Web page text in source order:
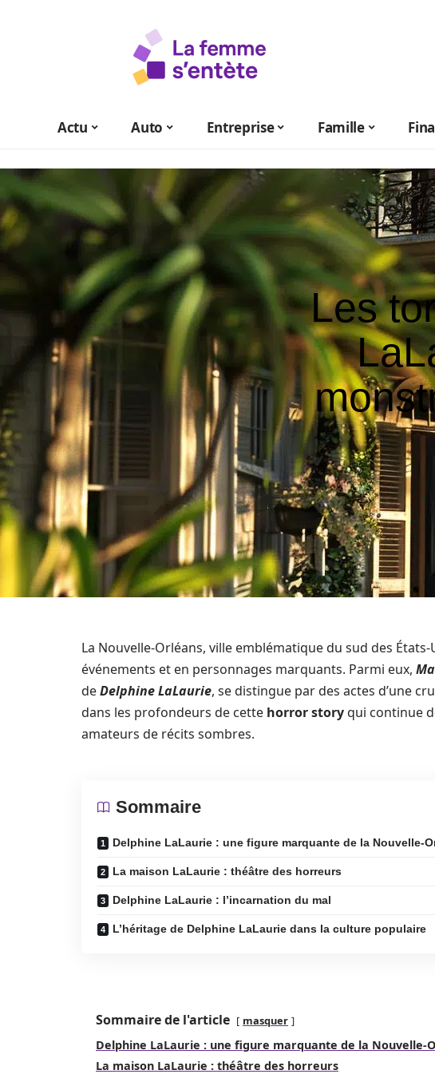
Actu Auto Entreprise Famille
Les
La Nouvelle-Orléans, ville emblématique du sud des États-
événements et en personnages marquants. Parmi eux,
deDelphine LaLaurie, se distingue par des actes d’une
dans les profondeurs de cette horror storyqui continue
amateurs de récits sombres.
Sommaire
Delphine LaLaurie : une figure marquante de la Nouvelle-
La maison LaLaurie : théâtre des horreurs
Delphine LaLaurie : l’incarnation du mal
L’héritage de Delphine LaLaurie dans la culture populaire
Sommaire de l'article masquer
Delphine LaLaurie : une figure marquante de la Nouvelle-
La maison LaLaurie : théâtre des horreurs